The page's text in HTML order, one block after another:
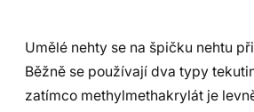
Umělé nehty se na špičku nehtu
Běžně se používají dva typy
zatímco methylmethakrylát je